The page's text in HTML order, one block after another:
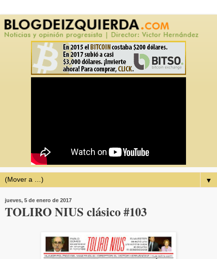
▼
jueves, 5 de enero de 2017
TOLIRO NIUS clásico #103